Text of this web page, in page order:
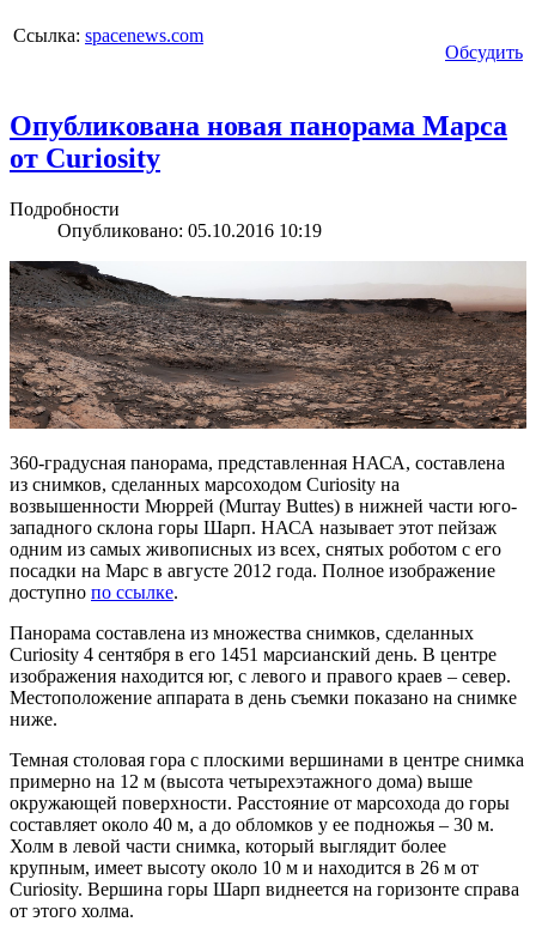
Ссылка: spacenews.com
Обсудить
Опубликована новая панорама Марса
от Curiosity
Подробности
Опубликовано: 05.10.2016 10:19
360-градусная панорама, представленная НАСА, составлена
из снимков, сделанных марсоходом Curiosity на
возвышенности Мюррей (Murray Buttes) в нижней части юго-
западного склона горы Шарп. НАСА называет этот пейзаж
одним из самых живописных из всех, снятых роботом с его
посадки на Марс в августе 2012 года. Полное изображение
доступно по ссылке.
Панорама составлена из множества снимков, сделанных
Curiosity 4 сентября в его 1451 марсианский день. В центре
изображения находится юг, с левого и правого краев – север.
Местоположение аппарата в день съемки показано на снимке
ниже.
Темная столовая гора с плоскими вершинами в центре снимка
примерно на 12 м (высота четырехэтажного дома) выше
окружающей поверхности. Расстояние от марсохода до горы
составляет около 40 м, а до обломков у ее подножья – 30 м.
Холм в левой части снимка, который выглядит более
крупным, имеет высоту около 10 м и находится в 26 м от
Curiosity. Вершина горы Шарп виднеется на горизонте справа
от этого холма.